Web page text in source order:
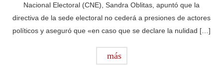
Nacional Electoral (CNE), Sandra Oblitas, apuntó que la
directiva de la sede electoral no cederá a presiones de actores
políticos y aseguró que «en caso que se declare la nulidad […]
más